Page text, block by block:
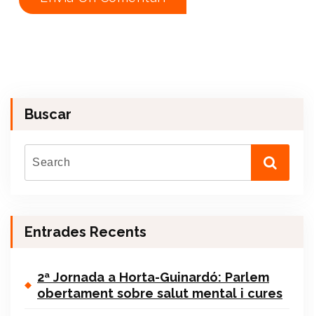
Buscar
Entrades Recents
2ª Jornada a Horta-Guinardó: Parlem
obertament sobre salut mental i cures